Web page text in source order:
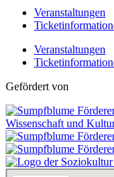
Veranstaltungen
Veranstaltungen
Gefördert von